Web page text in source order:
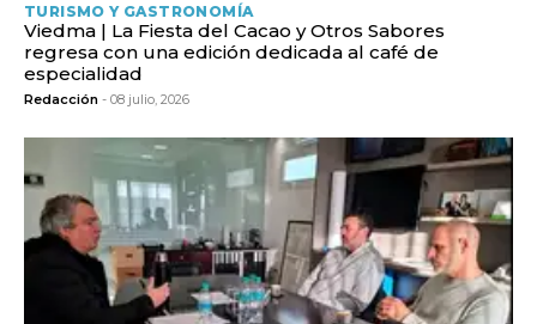
TURISMO Y GASTRONOMÍA
Viedma | La Fiesta del Cacao y Otros Sabores
regresa con una edición dedicada al café de
especialidad
Redacción - 08 julio, 2026